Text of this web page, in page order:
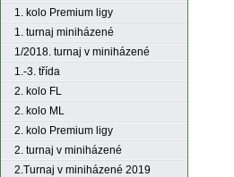
1. kolo Premium ligy
1. turnaj miniházené
1/2018. turnaj v miniházené
1.-3. třída
2. kolo FL
2. kolo ML
2. kolo Premium ligy
2. turnaj v miniházené
2.Turnaj v miniházené 2019